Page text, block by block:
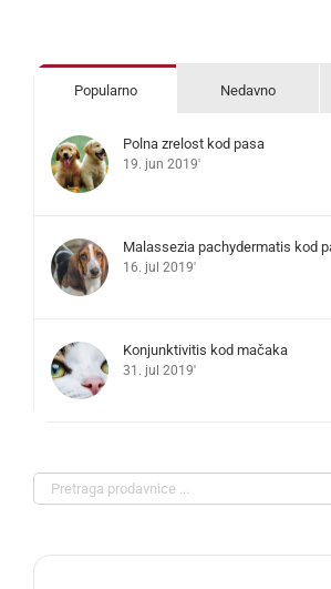
Popularno Nedavno
Polna zrelost kod pasa
19. jun 2019'
Malassezia pachydermatis kod
16. jul 2019'
Konjunktivitis kod mačaka
31. jul 2019'
Search
for: